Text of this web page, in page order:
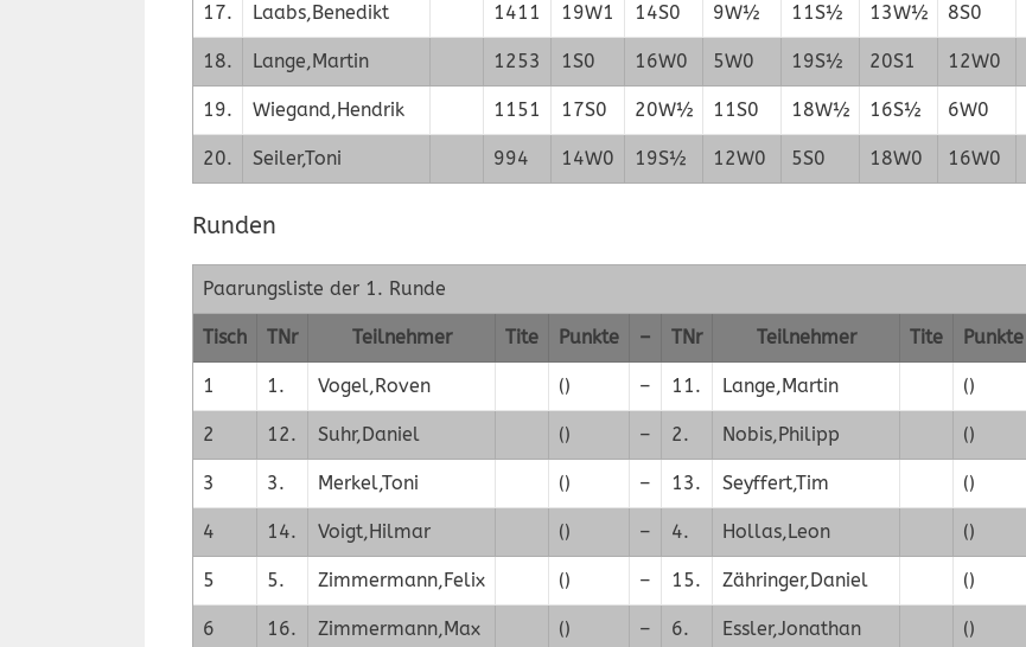
17. Laabs,Benedikt 1411 19W1 14S0 9W½ 11S½ 13W½ 8S0
18. Lange,Martin 1253 1S0 16W0 5W0 19S½ 20S1 12W0
19. Wiegand,Hendrik 1151 17S0 20W½ 11S0 18W½ 16S½ 6W0
20. Seiler,Toni 994 14W0 19S½ 12W0 5S0 18W0 16W0
Runden
Paarungsliste der 1. Runde
Tisch TNr Teilnehmer Tite Punkte – TNr Teilnehmer Tite Punkte
1 1. Vogel,Roven () – 11. Lange,Martin ()
2 12. Suhr,Daniel () – 2. Nobis,Philipp ()
3 3. Merkel,Toni () – 13. Seyffert,Tim ()
4 14. Voigt,Hilmar () – 4. Hollas,Leon ()
5 5. Zimmermann,Felix () – 15. Zähringer,Daniel ()
6 16. Zimmermann,Max () – 6. Essler,Jonathan ()